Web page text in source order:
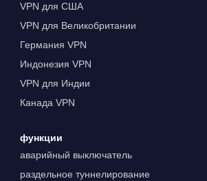
VPN для США
VPN для Великобритании
Германия VPN
Индонезия VPN
VPN для Индии
Канада VPN
функции
аварийный выключатель
раздельное туннелирование